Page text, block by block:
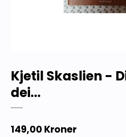
Kjetil Skaslien -
dei...
149,00 Kroner